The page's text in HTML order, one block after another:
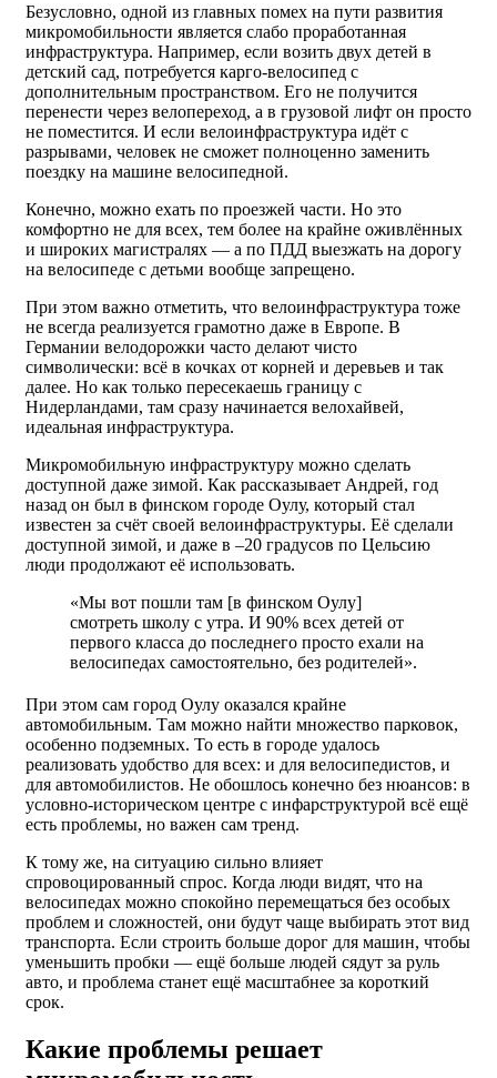
Безусловно, одной из главных помех на пути развития
микромобильности является слабо проработанная
инфраструктура. Например, если возить двух детей в
детский сад, потребуется карго-велосипед с
дополнительным пространством. Его не получится
перенести через велопереход, а в грузовой лифт он просто
не поместится. И если велоинфраструктура идёт с
разрывами, человек не сможет полноценно заменить
поездку на машине велосипедной.
Конечно, можно ехать по проезжей части. Но это
комфортно не для всех, тем более на крайне оживлённых
и широких магистралях — а по ПДД выезжать на дорогу
на велосипеде с детьми вообще запрещено.
При этом важно отметить, что велоинфраструктура тоже
не всегда реализуется грамотно даже в Европе. В
Германии велодорожки часто делают чисто
символически: всё в кочках от корней и деревьев и так
далее. Но как только пересекаешь границу с
Нидерландами, там сразу начинается велохайвей,
идеальная инфраструктура.
Микромобильную инфраструктуру можно сделать
доступной даже зимой. Как рассказывает Андрей, год
назад он был в финском городе Оулу, который стал
известен за счёт своей велоинфраструктуры. Её сделали
доступной зимой, и даже в –20 градусов по Цельсию
люди продолжают её использовать.
«Мы вот пошли там [в финском Оулу]
смотреть школу с утра. И 90% всех детей от
первого класса до последнего просто ехали на
велосипедах самостоятельно, без родителей».
При этом сам город Оулу оказался крайне
автомобильным. Там можно найти множество парковок,
особенно подземных. То есть в городе удалось
реализовать удобство для всех: и для велосипедистов, и
для автомобилистов. Не обошлось конечно без нюансов: в
условно-историческом центре с инфарструктурой всё ещё
есть проблемы, но важен сам тренд.
К тому же, на ситуацию сильно влияет
спровоцированный спрос. Когда люди видят, что на
велосипедах можно спокойно перемещаться без особых
проблем и сложностей, они будут чаще выбирать этот вид
транспорта. Если строить больше дорог для машин, чтобы
уменьшить пробки — ещё больше людей сядут за руль
авто, и проблема станет ещё масштабнее за короткий
срок.
Какие проблемы решает